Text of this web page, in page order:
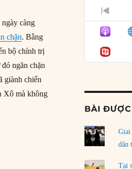
càng
chặn. Bằng
bộ chính trị
ngăn chặn
giành chiến
Xô mà không
Mỹ không nên áp dụng chính sách
04/08/2026
Tại sao
Ngoại
04/08/2026
03/08/
Đặt cược
rủi ro
02/08/
Làm thế
BÀI
Giai
dân
Tại